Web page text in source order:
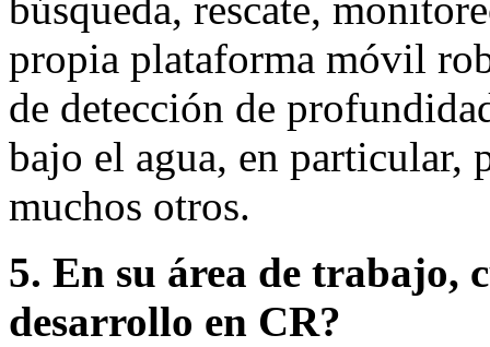
búsqueda, rescate,
propia plataforma móvil
de detección de
bajo el agua, en particular,
muchos otros.
5. En su área de trabajo,
desarrollo en CR?